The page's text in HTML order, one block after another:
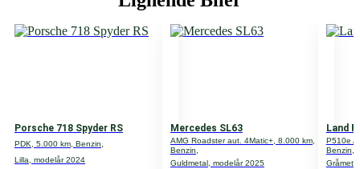
Type
Antal døre
Porsche 718 Spyder RS
PDK, 5.000 km, Benzin,
Lilla, modelår 2024
Mercedes SL63
AMG Roadster aut. 4Matic+, 8.000 km,
Benzin,
Guldmetal, modelår 2025
Land
P510e
Benzin,